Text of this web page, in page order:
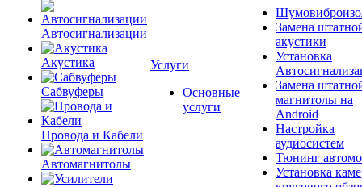
Автосигнализации
Акустика
Сабвуферы
Провода и Кабели
Автомагнитолы
Услуги
Основные
услуги
Замена
акустики
Установка
Замена
магнитолы на
Android
Настройка
аудиосистем
Тюнинг
Установка